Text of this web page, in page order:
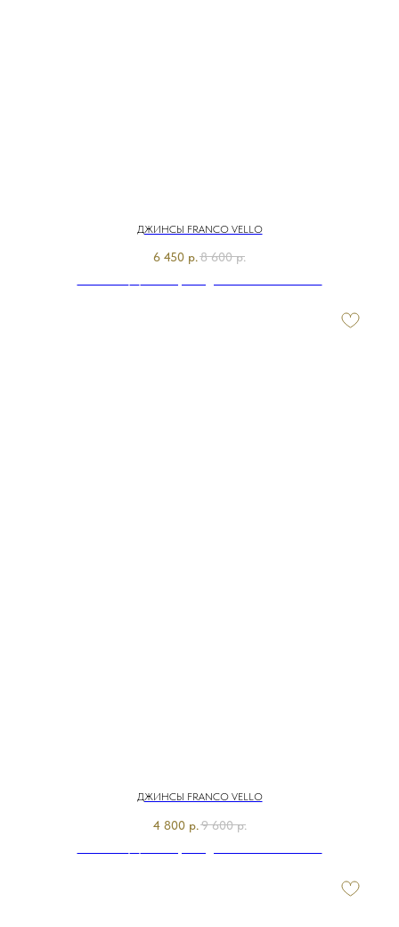
ДЖИНСЫ FRANCO VELLO
6 450 р.8 600 р.
ДЖИНСЫ FRANCO VELLO
4 800 р.9 600 р.